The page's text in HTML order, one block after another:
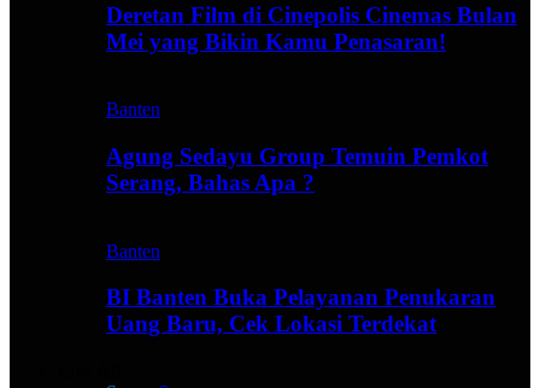
Deretan Film di Cinepolis Cinemas Bulan
Mei yang Bikin Kamu Penasaran!
Banten
Agung Sedayu Group Temuin Pemkot
Serang, Bahas Apa ?
Banten
BI Banten Buka Pelayanan Penukaran
Uang Baru, Cek Lokasi Terdekat